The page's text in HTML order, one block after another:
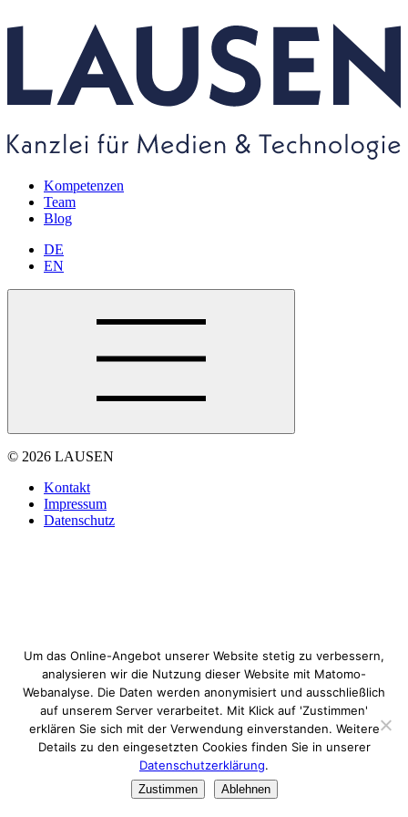
Kompetenzen
Team
Blog
DE
EN
© 2026 LAUSEN
Kontakt
Impressum
Datenschutz
Um das Online-Angebot unserer Website stetig zu verbessern,
analysieren wir die Nutzung dieser Website mit Matomo-
Webanalyse. Die Daten werden anonymisiert und ausschließlich
auf unserem Server verarbeitet. Mit Klick auf 'Zustimmen'
erklären Sie sich mit der Verwendung einverstanden. Weitere
Details zu den eingesetzten Cookies finden Sie in unserer
Datenschutzerklärung.
Zustimmen Ablehnen